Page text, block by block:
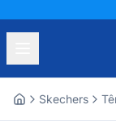
Skechers